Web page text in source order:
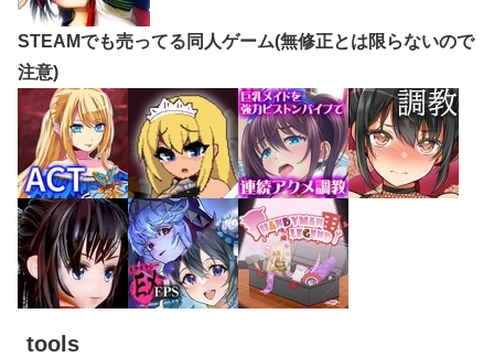
STEAMでも売ってる同人ゲーム(無修正とは限らないので
注意)
tools